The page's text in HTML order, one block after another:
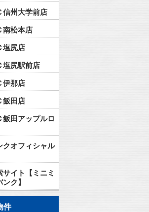
信州大学前店
南松本店
塩尻店
塩尻駅前店
伊那店
飯田店
飯田アップルロ
クオフィシャル
イト【ミニミ
ク】
件